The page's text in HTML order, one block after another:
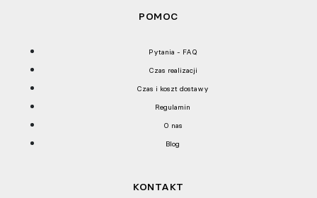
POMOC
Pytania - FAQ
Czas realizacji
Czas i koszt dostawy
Regulamin
O nas
Blog
KONTAKT